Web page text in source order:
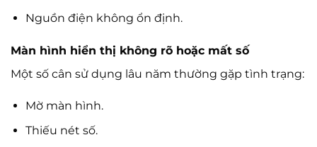
Nguồn điện không ổn định.
Màn hình hiển thị không rõ hoặc mất số
Một số cân sử dụng lâu năm thường gặp tình trạng:
Mờ màn hình.
Thiếu nét số.